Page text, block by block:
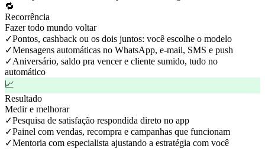
🔁
Recorrência
Fazer todo mundo voltar
✓Pontos, cashback ou os dois juntos: você escolhe o modelo
✓Mensagens automáticas no WhatsApp, e-mail, SMS e push
✓Aniversário, saldo pra vencer e cliente sumido, tudo no
automático
📈
Resultado
Medir e melhorar
✓Pesquisa de satisfação respondida direto no app
✓Painel com vendas, recompra e campanhas que funcionam
✓Mentoria com especialista ajustando a estratégia com você